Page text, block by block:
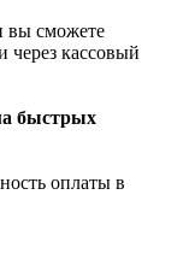
вы сможете
через кассовый
быстрых
оплаты в